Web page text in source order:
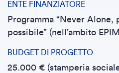
ENTE FINANZIATORE
Programma “Never Alone,
possibile” (nell’ambito
BUDGET DI PROGETTO
25.000 € (stamperia